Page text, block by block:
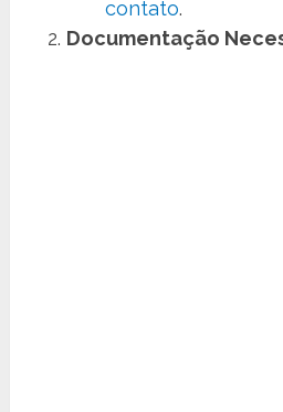
contato.
Documentação